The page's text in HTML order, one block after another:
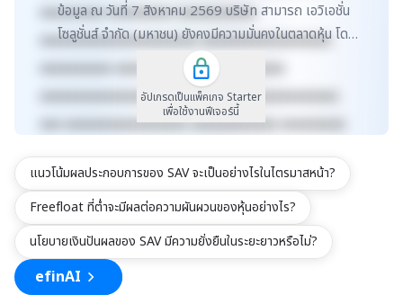
xxxxxxxxx xxxxxxxxx xxxxxxxxxxx
xxxxxxxxxxxxxxxxxxxxxx xxxxxxxxxxxxxxxxxx
xxxxxxxxxx xxxxxxxxxxxxx xxxxxxxxxx
xxxxxxxxxxxxxxxxxxxxxxxxxx xxxxxxxxxxxxxxx
xxx xxxxxxxxxxxxxxxxx xxxxxxxxxxxx xxxxxxxxx
xxxxxxxxxxx xxxxxxxx xxxxxxxxxxxxxxxxxxxxxxx
xxxxxxxxxxxxxxxxxxx xxxxx
xxxxxxxxxxxxxxxxxxxxxxxxxxxxxx
ข้อมูล ณ วันที่ 7 สิงหาคม 2569 บริษัท สามารถ เอวิเอชั่น
โซลูชั่นส์ จำกัด (มหาชน) ยังคงมีความมั่นคงในตลาดหุ้น โดย
มีมูลค่าตลาดอยู่ที่ 7,424 ล้านบาท ซึ่ง...
อัปเกรดเป็นแพ็คเกจ Starter
เพื่อใช้งานฟีเจอร์นี้
แนวโน้มผลประกอบการของ SAV จะเป็นอย่างไรในไตรมาสหน้า?
Freefloat ที่ต่ำจะมีผลต่อความผันผวนของหุ้นอย่างไร?
นโยบายเงินปันผลของ SAV มีความยั่งยืนในระยะยาวหรือไม่?
efinAI